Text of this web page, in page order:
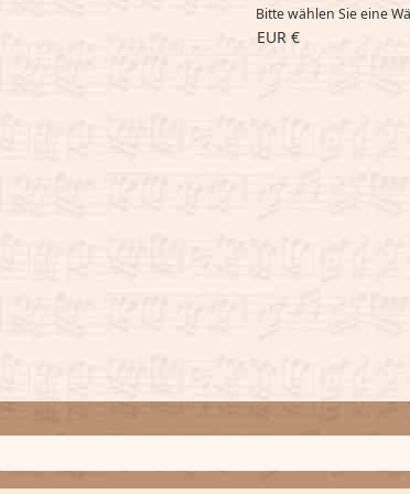
Bitte wählen Sie eine
EUR €